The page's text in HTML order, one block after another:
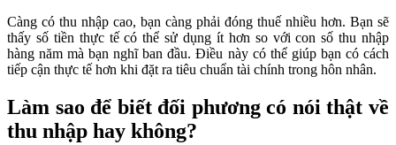
Càng có thu nhập cao, bạn càng phải đóng thuế nhiều hơn. Bạn sẽ
thấy số tiền thực tế có thể sử dụng ít hơn so với con số thu nhập
hàng năm mà bạn nghĩ ban đầu. Điều này có thể giúp bạn có cách
tiếp cận thực tế hơn khi đặt ra tiêu chuẩn tài chính trong hôn nhân.
Làm sao để biết đối phương có nói thật về
thu nhập hay không?